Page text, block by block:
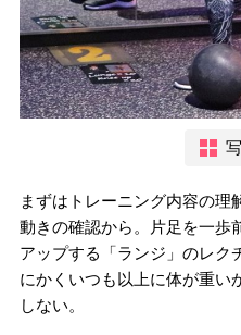
まずはトレーニング内容の理
動きの確認から。片足を一歩
アップする「ランジ」のレク
にかくいつも以上に体が重い
しない。